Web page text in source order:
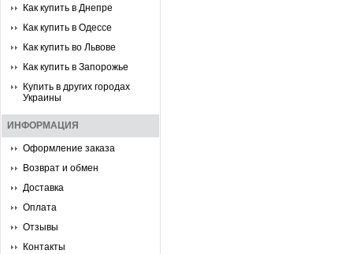
Как купить в Днепре
Как купить в Одессе
Как купить во Львове
Как купить в Запорожье
Купить в других городах
Украины
ИНФОРМАЦИЯ
Оформление заказа
Возврат и обмен
Доставка
Оплата
Отзывы
Контакты